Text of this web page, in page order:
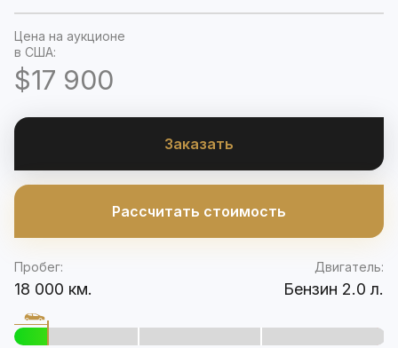
Цена на аукционе
в США:
$17 900
Заказать
Рассчитать стоимость
Пробег:
18 000 км.
Двигатель:
Бензин 2.0 л.